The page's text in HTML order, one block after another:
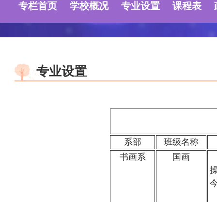
专栏首页 学校概况 专业设置 课程表
专业设置
系部
班级名称
书画系
国画